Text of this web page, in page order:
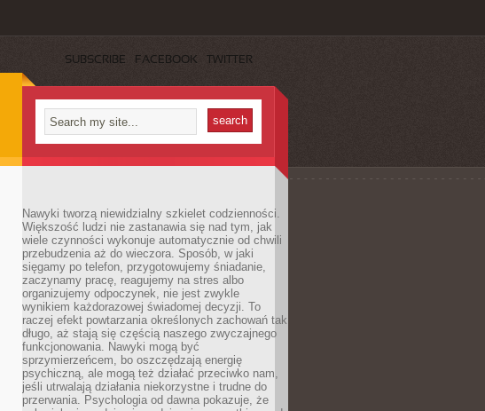
SUBSCRIBE FACEBOOK TWITTER
Nawyki tworzą niewidzialny szkielet codzienności.
Większość ludzi nie zastanawia się nad tym, jak
wiele czynności wykonuje automatycznie od chwili
przebudzenia aż do wieczora. Sposób, w jaki
sięgamy po telefon, przygotowujemy śniadanie,
zaczynamy pracę, reagujemy na stres albo
organizujemy odpoczynek, nie jest zwykle
wynikiem każdorazowej świadomej decyzji. To
raczej efekt powtarzania określonych zachowań tak
długo, aż stają się częścią naszego zwyczajnego
funkcjonowania. Nawyki mogą być
sprzymierzeńcem, bo oszczędzają energię
psychiczną, ale mogą też działać przeciwko nam,
jeśli utrwalają działania niekorzystne i trudne do
przerwania. Psychologia od dawna pokazuje, że